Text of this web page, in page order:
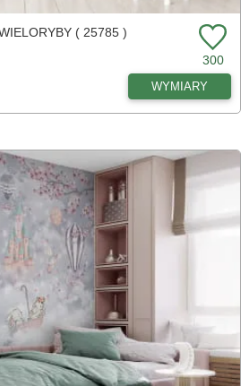
( 25785 )
300
WYMIARY